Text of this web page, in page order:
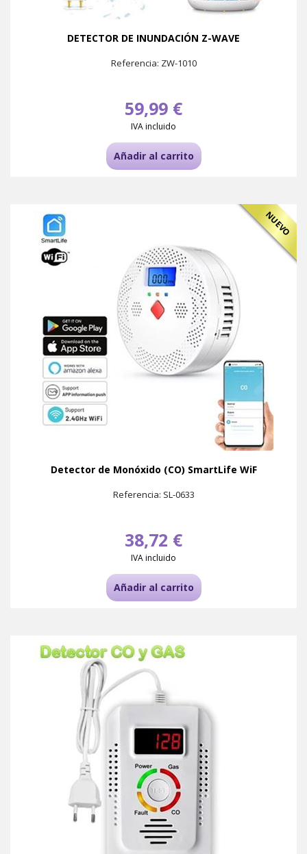
DETECTOR DE INUNDACIÓN Z-WAVE
Referencia: ZW-1010
59,99 €
IVA incluido
Añadir al carrito
NUEVO
Detector de Monóxido (CO) SmartLife WiF
Referencia: SL-0633
38,72 €
IVA incluido
Añadir al carrito